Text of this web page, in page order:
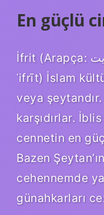
En güçlü
İfrit (Arapça: عفريت‎, romanize edilmiş:
ʿifrīt) İslam
veya
karşıdırlar.
cennetin en
Bazen
cehennemde
günahkarları